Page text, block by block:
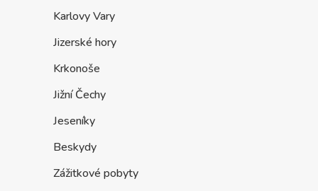
Karlovy Vary
Jizerské hory
Krkonoše
Jižní Čechy
Jeseníky
Beskydy
Zážitkové pobyty